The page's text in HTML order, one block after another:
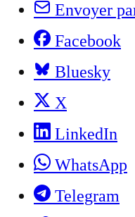
Envoyer
Facebook
Bluesky
X
LinkedIn
WhatsApp
Telegram